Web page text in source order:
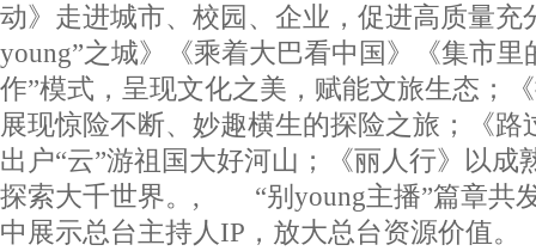
动》走进城市、校园、企业，促进高质量充
young”之城》《乘着大巴看中国》《集市里
作”模式，呈现文化之美，赋能文旅生态；
展现惊险不断、妙趣横生的探险之旅；《路
出户“云”游祖国大好河山；《丽人行》以成
探索大千世界。, “别young主播”篇章共
中展示总台主持人IP，放大总台资源价值。